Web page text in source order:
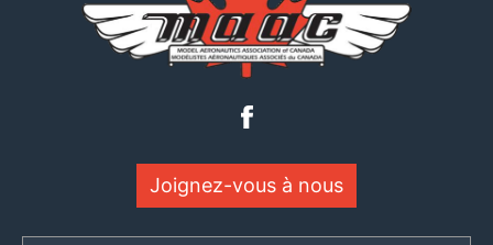
Joignez-vous à nous